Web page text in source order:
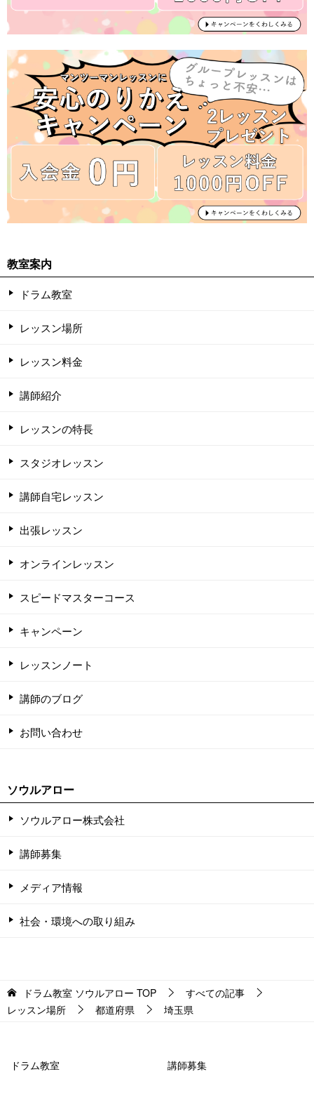
教室案内
ドラム教室
レッスン場所
レッスン料金
講師紹介
レッスンの特長
スタジオレッスン
講師自宅レッスン
出張レッスン
オンラインレッスン
スピードマスターコース
キャンペーン
レッスンノート
講師のブログ
お問い合わせ
ソウルアロー
ソウルアロー株式会社
講師募集
メディア情報
社会・環境への取り組み
ドラム教室 ソウルアロー TOP
すべての記事
レッスン場所
都道府県 埼玉県
ドラム教室 講師募集